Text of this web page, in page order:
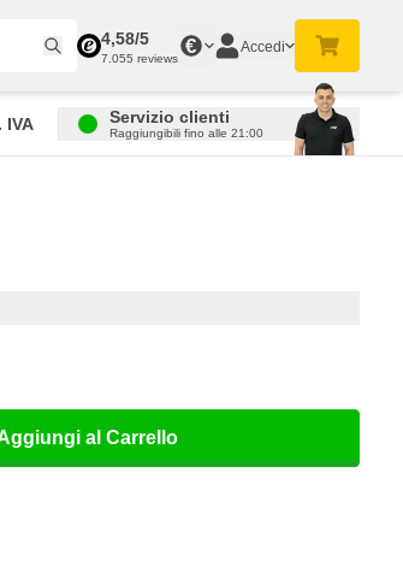
4,58/5
7.055 reviews
€ Accedi
IVA Servizio clienti
Raggiungibili fino alle 21:00
al Carrello